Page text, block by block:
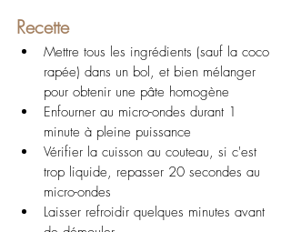
Recette
Mettre tous les ingrédients (sauf la coco
rapée) dans un bol, et bien mélanger
pour obtenir une pâte homogène
Enfourner au micro-ondes durant 1
minute à pleine puissance
Vérifier la cuisson au couteau, si c'est
trop liquide, repasser 20 secondes au
micro-ondes
Laisser refroidir quelques minutes avant